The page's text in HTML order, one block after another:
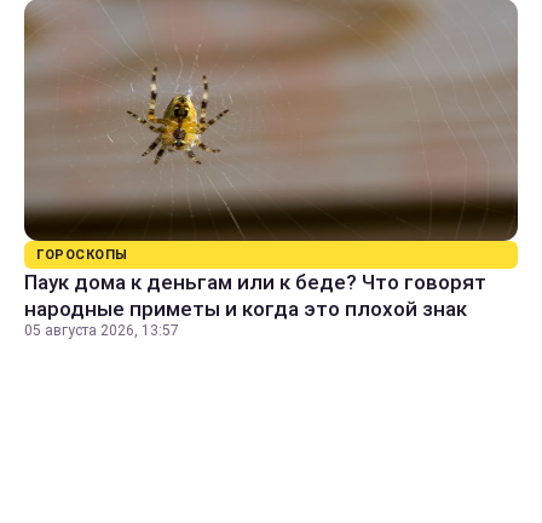
ГОРОСКОПЫ
Паук дома к деньгам или к беде? Что говорят
народные приметы и когда это плохой знак
05 августа 2026, 13:57